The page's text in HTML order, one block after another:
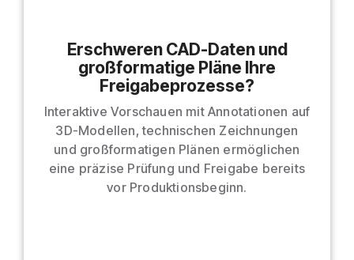
Erschweren CAD-Daten und
großformatige Pläne Ihre
Freigabeprozesse?
Interaktive Vorschauen mit Annotationen auf
3D-Modellen, technischen Zeichnungen
und großformatigen Plänen ermöglichen
eine präzise Prüfung und Freigabe bereits
vor Produktionsbeginn.